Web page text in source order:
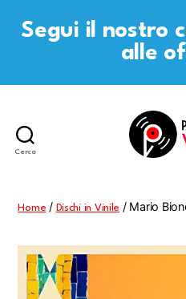
Segui il nostro
alle
Cerca
Home / Dischi in Vinile / Mario